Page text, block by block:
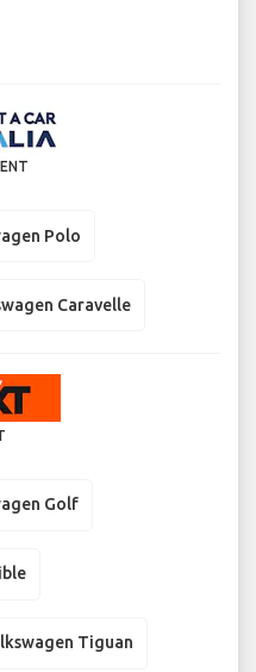
Polo
Caravelle
Golf
Tiguan